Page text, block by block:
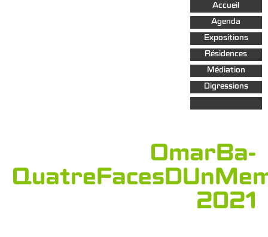
Aller au
contenu
principal
Accueil
Agenda
Expositions
Résidences
Médiation
Digressions
OmarBa-
2021